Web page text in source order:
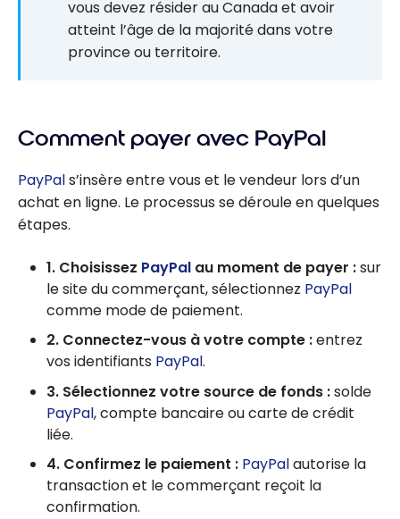
vous devez résider au Canada et avoir
atteint l’âge de la majorité dans votre
province ou territoire.
Comment payer avec PayPal
PayPals’insère entre vous et le vendeur lors d’un
achat en ligne. Le processus se déroule en quelques
étapes.
1. Choisissez PayPal au moment de payer :sur
le site du commerçant, sélectionnez PayPal
comme mode de paiement.
2. Connectez-vous à votre compte :entrez
vos identifiants PayPal.
3. Sélectionnez votre source de fonds :solde
PayPal, compte bancaire ou carte de crédit
liée.
4. Confirmez le paiement : PayPalautorise la
transaction et le commerçant reçoit la
confirmation.